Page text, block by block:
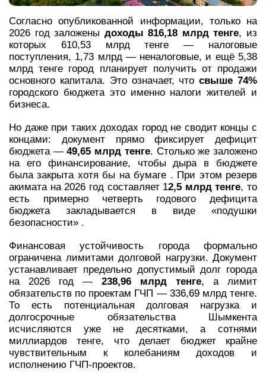
Согласно опубликованной информации, только на
2026 год заложены доходы 816,18 млрд тенге, из
которых 610,53 млрд тенге — налоговые
поступления, 1,73 млрд — неналоговые, и ещё 5,38
млрд тенге город планирует получить от продажи
основного капитала. Это означает, чтосвыше 74%
городского бюджета это именно налоги жителей и
бизнеса.
Но даже при таких доходах город не сводит концы с
концами: документ прямо фиксирует дефицит
бюджета —49,65 млрд тенге. Столько же заложено
на его финансирование, чтобы дыра в бюджете
была закрыта хотя бы на бумаге . При этом резерв
акимата на 2026 год составляет 12,5 млрд тенге, то
есть примерно четверть годового дефицита
бюджета закладывается в виде «подушки
безопасности» .
Финансовая устойчивость города формально
ограничена лимитами долговой нагрузки. Документ
устанавливает предельно допустимый долг города
на 2026 год — 238,96 млрд тенге, а лимит
обязательств по проектам ГЧП — 336,69 млрд тенге.
То есть потенциальная долговая нагрузка и
долгосрочные обязательства Шымкента
исчисляются уже не десятками, а сотнями
миллиардов тенге, что делает бюджет крайне
чувствительным к колебаниям доходов и
исполнению ГЧП-проектов.